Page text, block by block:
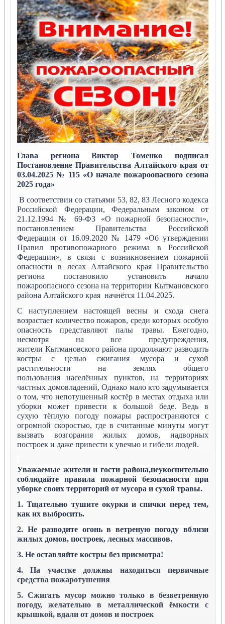
Глава региона Виктор Томенко подписал
Постановление Правительства Алтайского края от
03.04.2025 № 115 «О начале пожароопасного сезона
2025 года»
В соответствии со статьями 53, 82, 83 Лесного кодекса
Российской Федерации, Федеральным законом от
21.12.1994 № 69-ФЗ «О пожарной безопасности»,
постановлением Правительства Российской
Федерации от 16.09.2020 № 1479 «Об утверждении
Правил противопожарного режима в Российской
Федерации», в связи с возникновением пожарной
опасности в лесах Алтайского края Правительство
региона постановило установить начало
пожароопасного сезона на территории Кытмановского
района Алтайского края начнётся 11.04.2025.
С наступлением настоящей весны и схода снега
возрастает количество пожаров, среди которых особую
опасность представляют палы травы. Ежегодно,
несмотря на все предупреждения,
жители Кытмановского района продолжают разводить
костры с целью сжигания мусора и сухой
растительности на землях общего
пользованиянаселённых пунктов, на территориях
частных домовладений, Однако мало кто задумывается
о том, что непотушенныйкостёр в местах отдыха или
уборки может привести к большой беде. Ведь в
сухую тёплую погоду пожары распространяются с
огромной скоростью, где в считанные минуты могут
вызвать возгорания жилых домов, надворных
построек и даже привести к увечью и гибели людей.
Уважаемые жители и гости района,неукоснительно
соблюдайте правила пожарной безопасности при
уборке своих территорий от мусора и сухой травы.
1. Тщательно тушите окурки и спички перед тем,
как их выбросить.
2. Не разводите огонь в ветреную погоду вблизи
жилых домов, построек, лесных массивов.
3. Не оставляйте костры без присмотра!
4. На участке должны находиться первичные
средства пожаротушения
5. Сжигать мусор можно только в безветренную
погоду, желательно в металлической ёмкости с
крышкой, вдали от домов и построек